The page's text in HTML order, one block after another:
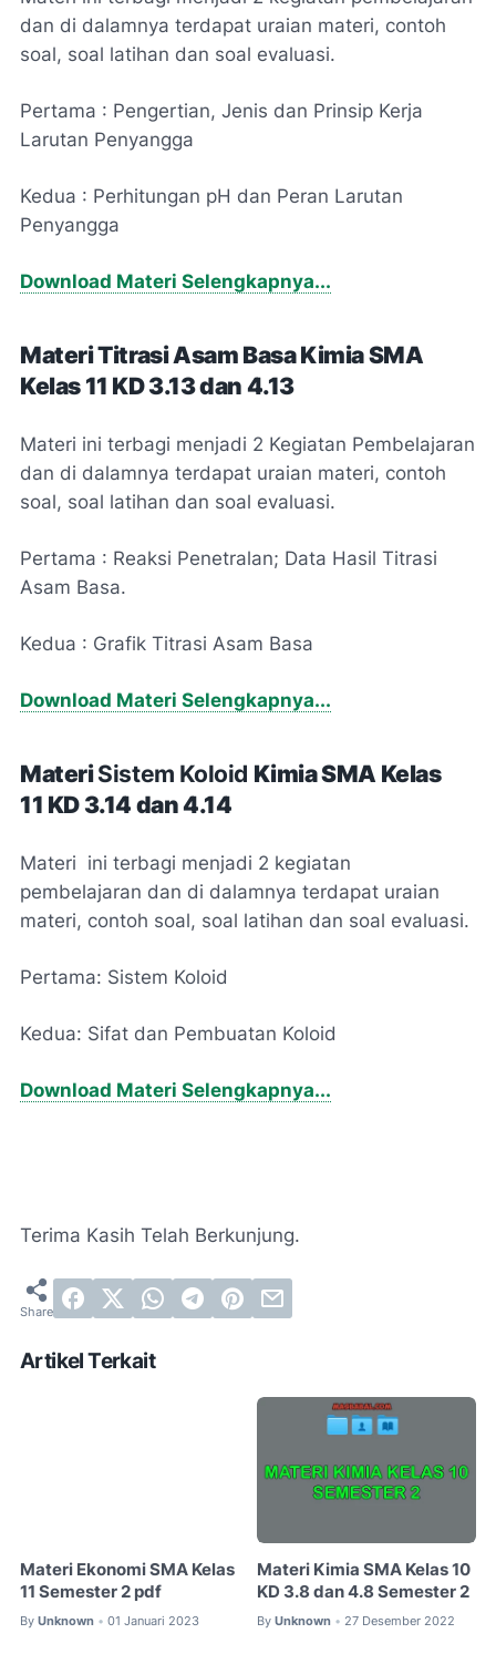
dan di dalamnya terdapat uraian materi, contoh
soal, soal latihan dan soal evaluasi.
Pertama : Pengertian, Jenis dan Prinsip Kerja
Larutan Penyangga
Kedua : Perhitungan pH dan Peran Larutan
Penyangga
Download Materi Selengkapnya...
Materi Titrasi Asam BasaKimiaSMA
Kelas 11 KD 3.13 dan 4.13
Materi ini terbagi menjadi 2 Kegiatan Pembelajaran
dan di dalamnya terdapat uraian materi, contoh
soal, soal latihan dan soal evaluasi.
Pertama : Reaksi Penetralan; Data Hasil Titrasi
Asam Basa.
Kedua : Grafik Titrasi Asam Basa
Download Materi Selengkapnya...
MateriSistem Koloid KimiaSMA Kelas
11 KD 3.14 dan 4.14
Materi ini terbagi menjadi 2 kegiatan
pembelajaran dan di dalamnya terdapat uraian
materi, contoh soal, soal latihan dan soal evaluasi.
Pertama: Sistem Koloid
Kedua: Sifat dan Pembuatan Koloid
Download Materi Selengkapnya...
Terima Kasih Telah Berkunjung.
Artikel Terkait
Materi Ekonomi SMA Kelas
11 Semester 2 pdf
By Unknown • 01 Januari 2023
Materi Kimia SMA Kelas 10
KD 3.8 dan 4.8 Semester 2
By Unknown • 27 Desember 2022